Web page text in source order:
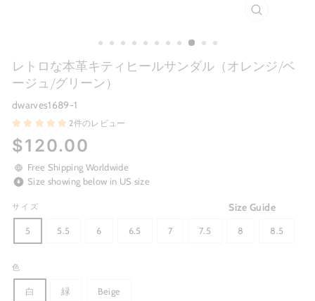
レトロな本革キティヒールサンダル（オレンジ/ベ
ージュ/グリーン）
dwarves1689-1
2件のレビュー
Regular
price
$120.00
Free Shipping Worldwide
Size showing below in US size
Size Guide
サイズ
5 5.5 6 6.5 7 7.5 8 8.5
色
白 緑 Beige